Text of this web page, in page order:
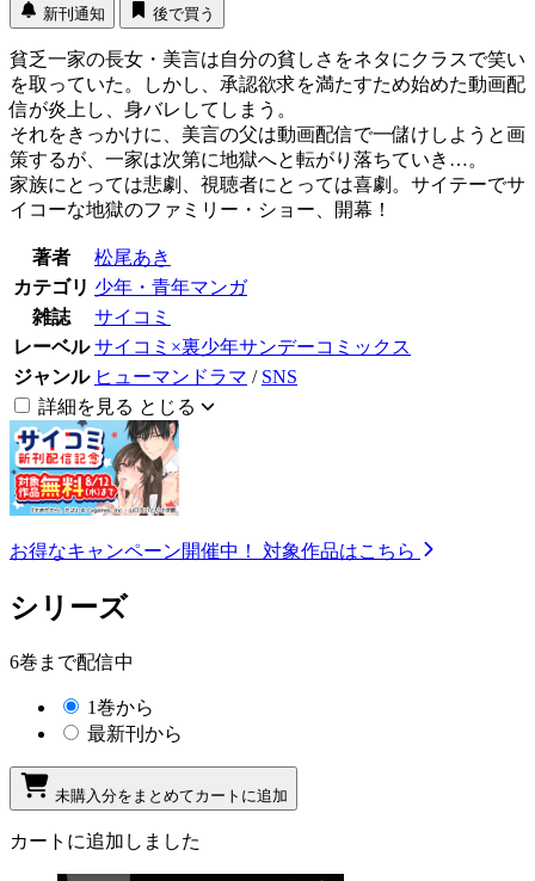
新刊通知 後で買う
貧乏一家の長女・美言は自分の貧しさをネタにクラスで笑い
を取っていた。しかし、承認欲求を満たすため始めた動画配
信が炎上し、身バレしてしまう。
それをきっかけに、美言の父は動画配信で一儲けしようと画
策するが、一家は次第に地獄へと転がり落ちていき…。
家族にとっては悲劇、視聴者にとっては喜劇。サイテーでサ
イコーな地獄のファミリー・ショー、開幕！
著者
松尾あき
カテゴリ 少年・青年マンガ
雑誌
サイコミ
レーベル サイコミ×裏少年サンデーコミックス
ジャンル ヒューマンドラマ / SNS
詳細を見る とじる
お得なキャンペーン開催中！ 対象作品はこちら
シリーズ
6巻まで配信中
1巻から
最新刊から
未購入分をまとめてカートに追加
カートに追加しました